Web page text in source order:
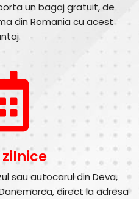
un bagaj gratuit, de
din Romania cu acest
sau autocarul din Deva,
direct la adresa